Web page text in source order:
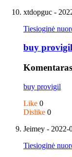
xtdopguc -
Tiesioginė
buy provigil
Komentaras
buy provigil
Like 0
Dislike 0
Jeimey - 2022-
Tiesioginė